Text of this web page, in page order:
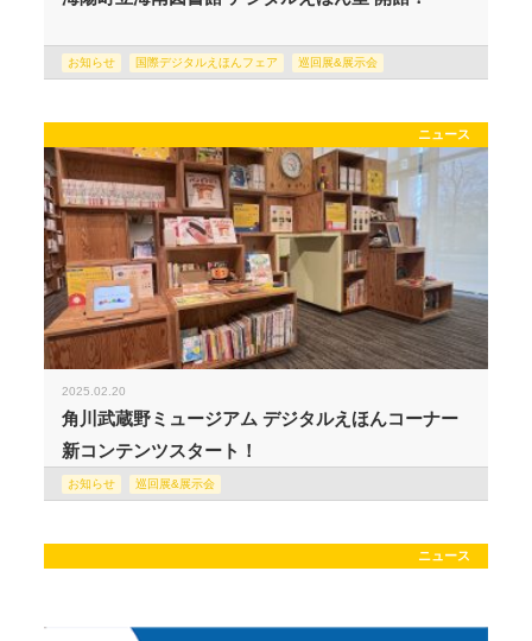
お知らせ 国際デジタルえほんフェア 巡回展&展示会
ニュース
2025.02.20
角川武蔵野ミュージアム デジタルえほんコーナー
新コンテンツスタート！
お知らせ 巡回展&展示会
ニュース